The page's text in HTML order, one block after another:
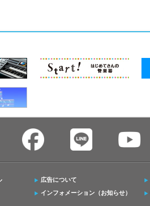
広告について
インフォメーション（お知らせ）